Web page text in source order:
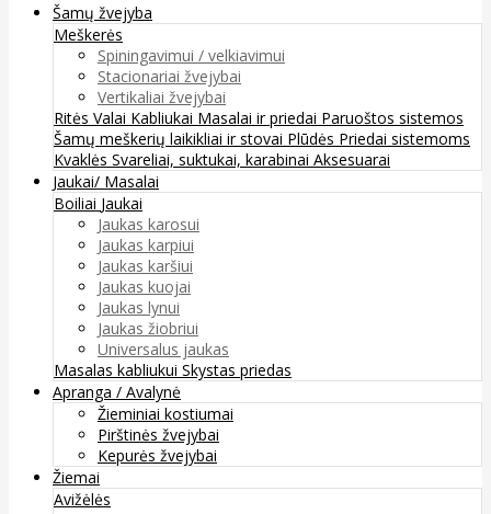
Šamų žvejyba
Meškerės
Spiningavimui / velkiavimui
Stacionariai žvejybai
Vertikaliai žvejybai
Ritės Valai Kabliukai Masalai ir priedai Paruoštos sistemos
Šamų meškerių laikikliai ir stovai Plūdės Priedai sistemoms
Kvaklės Svareliai, suktukai, karabinai Aksesuarai
Jaukai/ Masalai
Boiliai Jaukai
Jaukas karosui
Jaukas karpiui
Jaukas karšiui
Jaukas kuojai
Jaukas lynui
Jaukas žiobriui
Universalus jaukas
Masalas kabliukui Skystas priedas
Apranga / Avalynė
Žieminiai kostiumai
Pirštinės žvejybai
Kepurės žvejybai
Žiemai
Avižėlės